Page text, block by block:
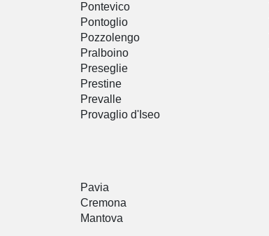
Pontevico
Pontoglio
Pozzolengo
Pralboino
Preseglie
Prestine
Prevalle
Provaglio d'Iseo
Pavia
Cremona
Mantova